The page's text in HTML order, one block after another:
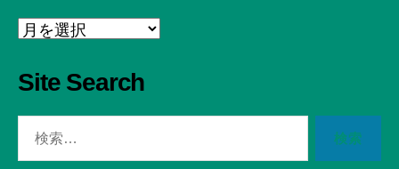
Archive
Site Search